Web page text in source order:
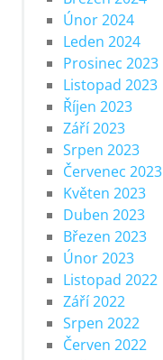
Únor 2024
Leden 2024
Prosinec 2023
Listopad 2023
Říjen 2023
Září 2023
Srpen 2023
Červenec 2023
Květen 2023
Duben 2023
Březen 2023
Únor 2023
Listopad 2022
Září 2022
Srpen 2022
Červen 2022